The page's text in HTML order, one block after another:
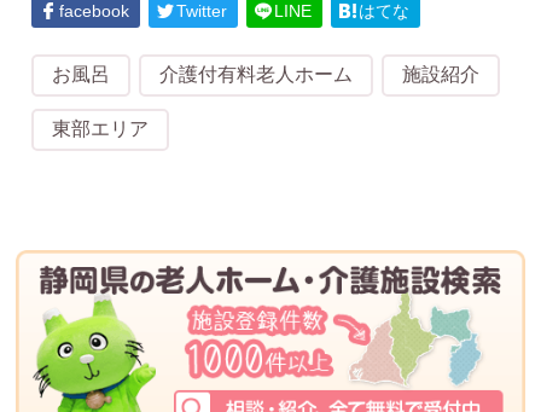
facebook Twitter LINE はてな
お風呂 介護付有料老人ホーム 施設紹介
東部エリア